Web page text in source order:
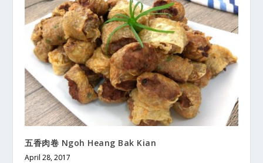
五香肉卷 Ngoh Heang Bak Kian
April 28, 2017